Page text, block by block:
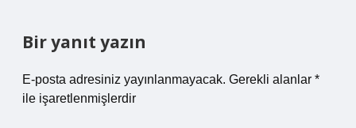
Bir yanıt yazın
E-posta adresiniz yayınlanmayacak. Gerekli alanlar *
ile işaretlenmişlerdir